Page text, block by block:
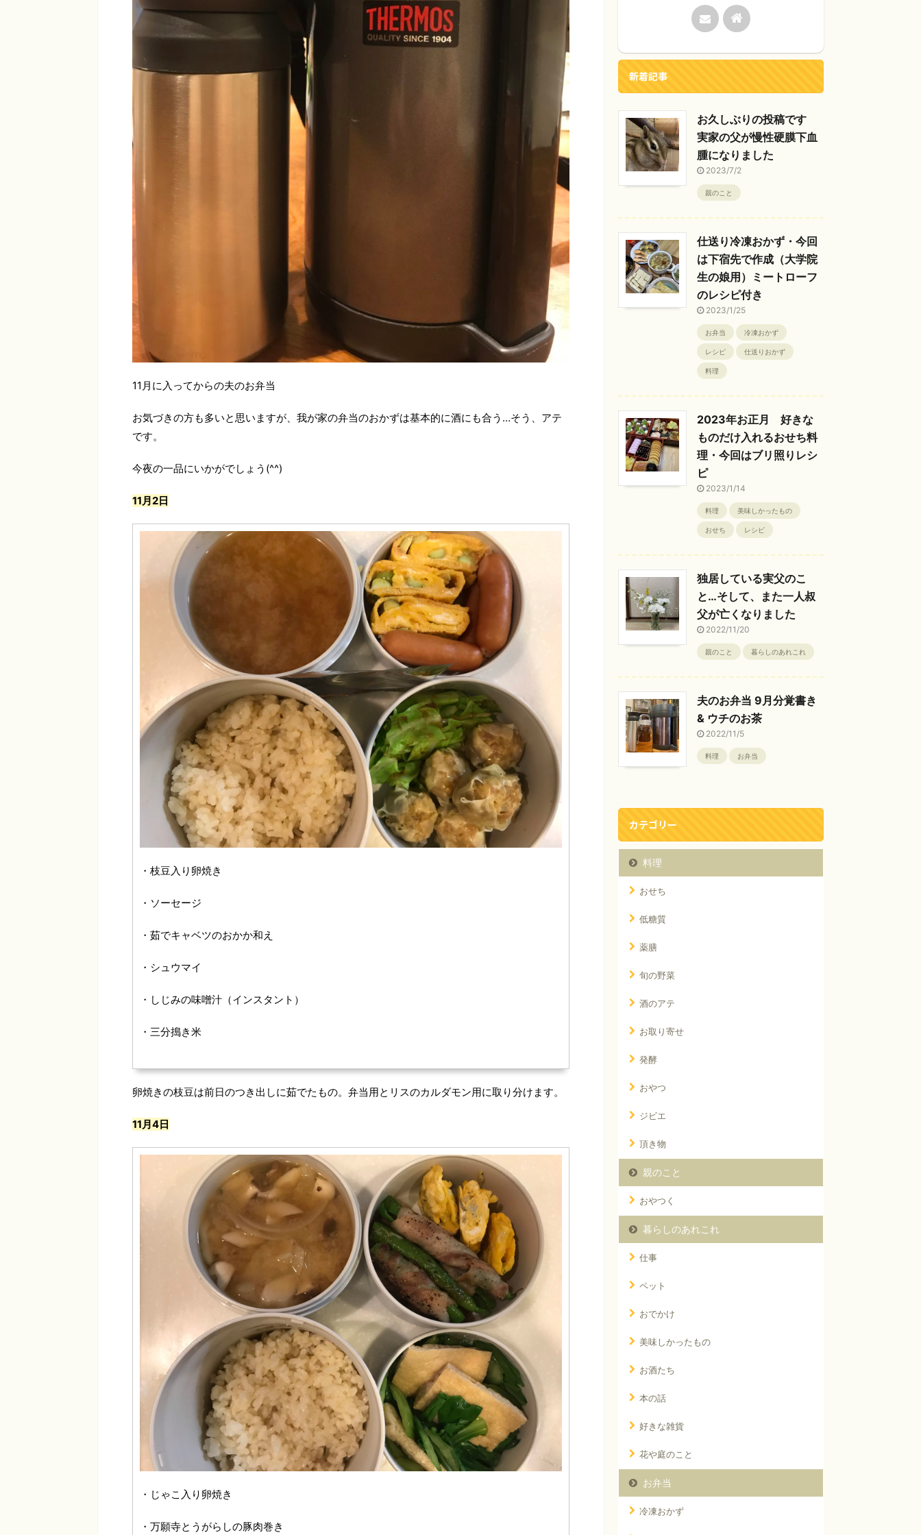
11月に入ってからの夫のお弁当
お気づきの方も多いと思いますが、我が家の弁当のおかずは基本的に酒にも合う…そう、アテ
です。
今夜の一品にいかがでしょう(^^)
11月2日
・枝豆入り卵焼き
・ソーセージ
・茹でキャベツのおかか和え
・シュウマイ
・しじみの味噌汁（インスタント）
・三分搗き米
卵焼きの枝豆は前日のつき出しに茹でたもの。弁当用とリスのカルダモン用に取り分けます。
11月4日
・じゃこ入り卵焼き
・万願寺とうがらしの豚肉巻き
新着記事
お久しぶりの投稿です
実家の父が慢性硬膜下血
腫になりました
2023/7/2
親のこと
仕送り冷凍おかず・今回
は下宿先で作成（大学院
生の娘用）ミートローフ
のレシピ付き
2023/1/25
お弁当 冷凍おかず
レシピ 仕送りおかず
料理
2023年お正月 好きな
ものだけ入れるおせち料
理・今回はブリ照りレシ
ピ
2023/1/14
料理 美味しかったもの
おせち レシピ
独居している実父のこ
と…そして、また一人叔
父が亡くなりました
2022/11/20
親のこと 暮らしのあれこれ
夫のお弁当 9月分覚書き
& ウチのお茶
2022/11/5
料理 お弁当
カテゴリー
料理
おせち
低糖質
薬膳
旬の野菜
酒のアテ
お取り寄せ
発酵
おやつ
ジビエ
頂き物
親のこと
おやつく
暮らしのあれこれ
仕事
ペット
おでかけ
美味しかったもの
お酒たち
本の話
好きな雑貨
花や庭のこと
お弁当
冷凍おかず